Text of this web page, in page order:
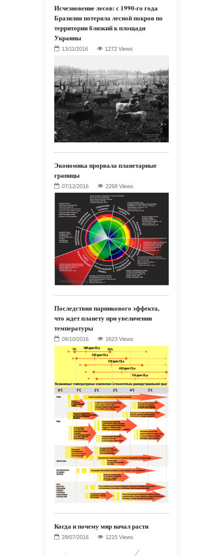
Исчезновение лесов: с 1990-го года
Бразилия потеряла лесной покров по
территории близкий к площади
Украины
1272 Views
Экономика прорвала планетарные
границы
2268 Views
Последствия парникового эффекта,
что ждет планету при увеличении
температуры
1623 Views
Когда и почему мир начал расти
1215 Views